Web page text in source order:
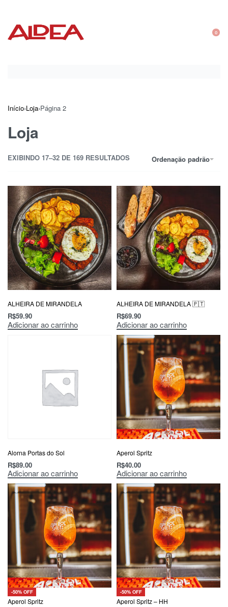
0
Início›Loja›Página 2
Loja
EXIBINDO 17–32 DE 169 RESULTADOS Ordenação padrão
ALHEIRA DE MIRANDELA
R$59.90
Adicionar ao carrinho
ALHEIRA DE MIRANDELA 🇵🇹
R$69.90
Adicionar ao carrinho
Alorna Portas do Sol
R$89.00
Adicionar ao carrinho
Aperol Spritz
R$40.00
Adicionar ao carrinho
-50% OFF
Aperol Spritz
-50% OFF
Aperol Spritz – HH